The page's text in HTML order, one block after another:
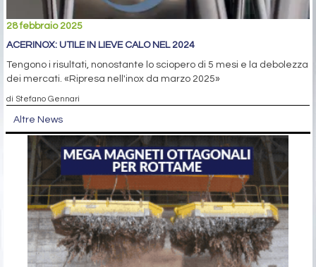
28 febbraio 2025
ACERINOX: UTILE IN LIEVE CALO NEL 2024
Tengono i risultati, nonostante lo sciopero di 5 mesi e la debolezza
dei mercati. «Ripresa nell'inox da marzo 2025»
di Stefano Gennari
Altre News